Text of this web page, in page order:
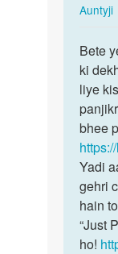
AuntyjiIn
Bete
yeh
prakriya
kisi…
Bete
ki
liye
bhee
Yadi
gehri
hain
“Just
ho!